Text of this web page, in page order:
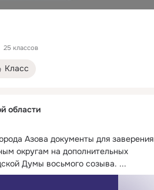
25 классов
Класс
области
Азова документы для заверения
округам на дополнительных
Думы восьмого созыва. ...